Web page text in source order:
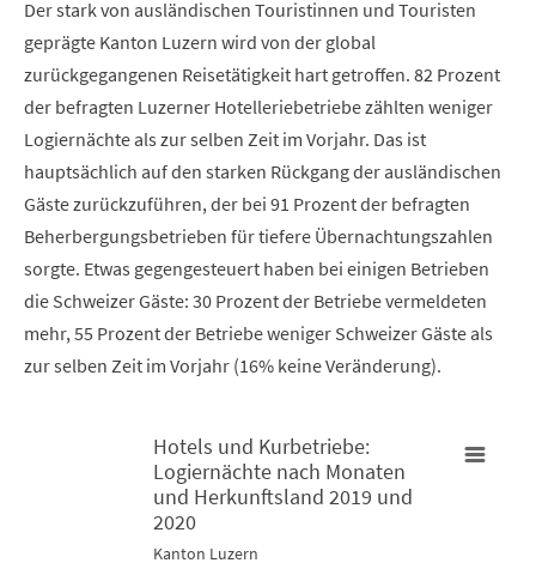
Der stark von ausländischen Touristinnen und Touristen
geprägte Kanton Luzern wird von der global
zurückgegangenen Reisetätigkeit hart getroffen. 82 Prozent
der befragten Luzerner Hotelleriebetriebe zählten weniger
Logiernächte als zur selben Zeit im Vorjahr. Das ist
hauptsächlich auf den starken Rückgang der ausländischen
Gäste zurückzuführen, der bei 91 Prozent der befragten
Beherbergungsbetrieben für tiefere Übernachtungszahlen
sorgte. Etwas gegengesteuert haben bei einigen Betrieben
die Schweizer Gäste: 30 Prozent der Betriebe vermeldeten
mehr, 55 Prozent der Betriebe weniger Schweizer Gäste als
zur selben Zeit im Vorjahr (16% keine Veränderung).
Hotels und Kurbetriebe: Logiernächte nach Monaten und
Bar chart with 13 data series.
Hotels und Kurbetriebe:
Logiernächte nach Monaten
und Herkunftsland 2019 und
2020
Kanton Luzern